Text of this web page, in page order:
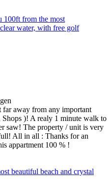
100ft from the most
water, with free golf
far away from any important
Shops )! A realy 1 minute walk to
saw! The property / unit is very
All in all : Thanks for an
appartment 100 % !
beautiful beach and crystal